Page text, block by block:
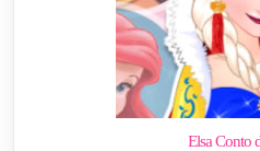
Elsa Conto